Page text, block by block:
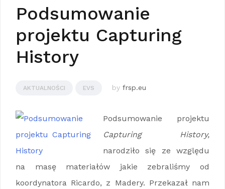
Podsumowanie
projektu Capturing
History
AKTUALNOŚCI EVS by frsp.eu
Podsumowanie projektu
Capturing History,
narodziło się ze względu
na masę materiałów jakie zebraliśmy od
koordynatora Ricardo, z Madery. Przekazał nam